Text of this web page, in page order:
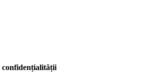
confidențialității